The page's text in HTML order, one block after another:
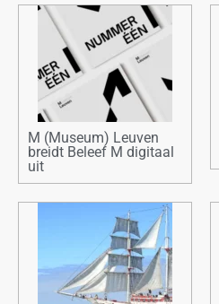
M (Museum) Leuven
breidt Beleef M digitaal
uit